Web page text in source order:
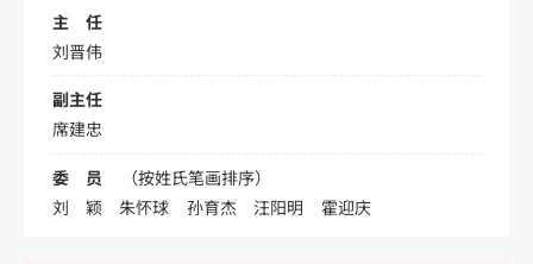
主 任
刘晋伟
副主任
席建忠
委 员 （按姓氏笔画排序）
刘 颖
朱怀球 孙育杰 汪阳明 霍迎庆